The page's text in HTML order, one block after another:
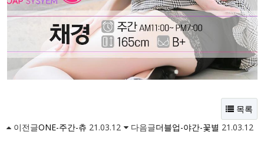
목록
이전글ONE-주간-츄 21.03.12 다음글더블업-야간-꽃별 21.03.12